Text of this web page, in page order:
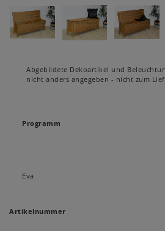
Abgebildete Dekoartikel und
nicht anders angegeben - nicht zum
Programm
Eva
Artikelnummer